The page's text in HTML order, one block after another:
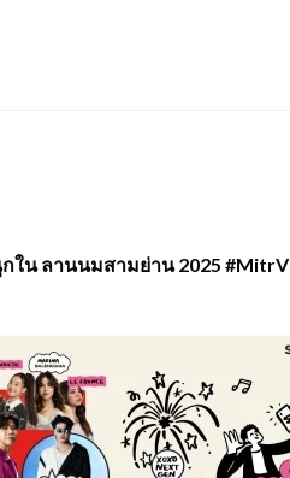
น ลานนมสามย่าน 2025